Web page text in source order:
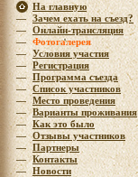
На главную
— Зачем ехать на съезд?
— Онлайн-трансляция
— Фотогалерея
— Условия участия
— Регистрация
— Программа съезда
— Список участников
— Место проведения
— Варианты проживания
— Как это было
— Отзывы участников
— Партнеры
— Контакты
— Новости